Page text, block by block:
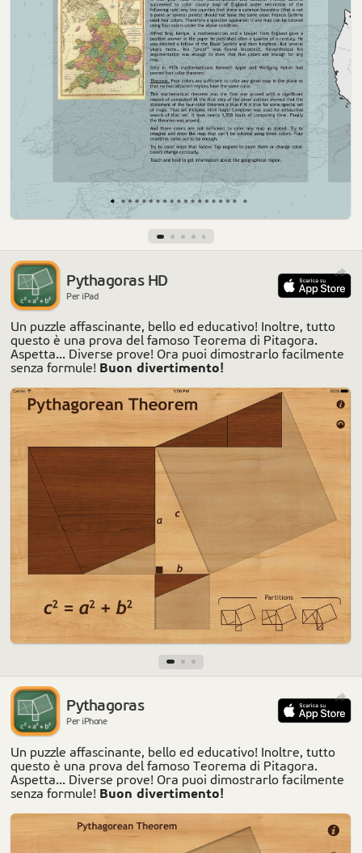
Pythagoras HD
Per iPad
Un puzzle affascinante, bello ed educativo! Inoltre, tutto
questo è una prova del famoso Teorema di Pitagora.
Aspetta... Diverse prove! Ora puoi dimostrarlo facilmente
senza formule! Buon divertimento!
Pythagoras
Per iPhone
Un puzzle affascinante, bello ed educativo! Inoltre, tutto
questo è una prova del famoso Teorema di Pitagora.
Aspetta... Diverse prove! Ora puoi dimostrarlo facilmente
senza formule! Buon divertimento!